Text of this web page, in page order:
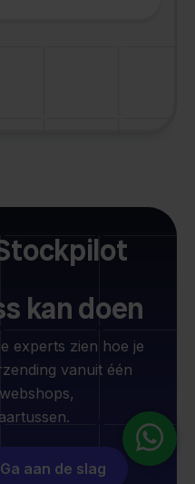
kan doen
experts zien hoe je
vanuit één
Ga aan de slag